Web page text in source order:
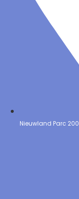
Nieuwland Parc 200